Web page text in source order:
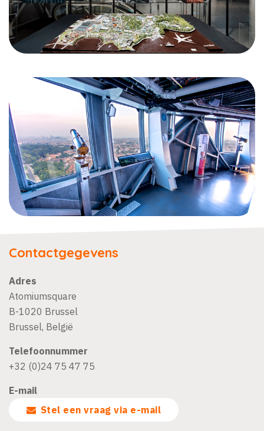
Contactgegevens
Adres
Atomiumsquare
B-1020 Brussel
Brussel, België
Telefoonnummer
+32 (0)24 75 47 75
E-mail
Stel een vraag via e-mail